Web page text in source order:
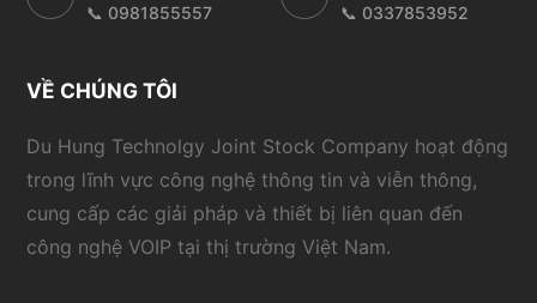
📞 0981855557 📞 0337853952
VỀ CHÚNG TÔI
Du Hung Technolgy Joint Stock Company hoạt động
trong lĩnh vực công nghệ thông tin và viễn thông,
cung cấp các giải pháp và thiết bị liên quan đến
công nghệ VOIP tại thị trường Việt Nam.